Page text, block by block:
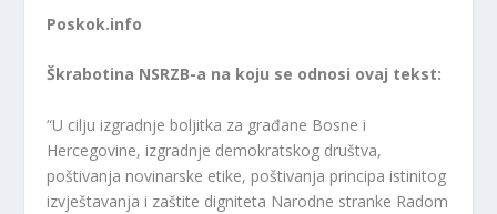
Poskok.info
Škrabotina NSRZB-a na koju se odnosi ovaj tekst:
“U cilju izgradnje boljitka za građane Bosne i
Hercegovine, izgradnje demokratskog društva,
poštivanja novinarske etike, poštivanja principa istinitog
izvještavanja i zaštite digniteta Narodne stranke Radom